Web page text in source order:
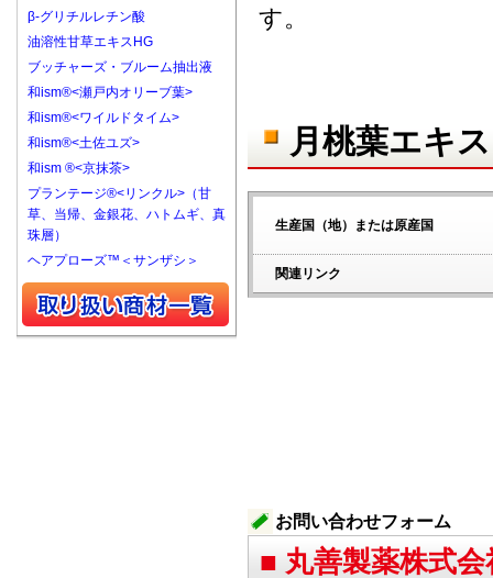
す。
月桃葉エキ
生産国（地）または原産国
関連リンク
お問い合わせフォーム
■ 丸善製薬株式
β-グリチルレチン酸
油溶性甘草エキスHG
ブッチャーズ・ブルーム抽出液
和ism®<瀬戸内オリーブ葉>
和ism®<ワイルドタイム>
和ism®<土佐ユズ>
和ism ®<京抹茶>
プランテージ®<リンクル>（甘
草、当帰、金銀花、ハトムギ、真
珠層）
ヘアプローズ™＜サンザシ＞